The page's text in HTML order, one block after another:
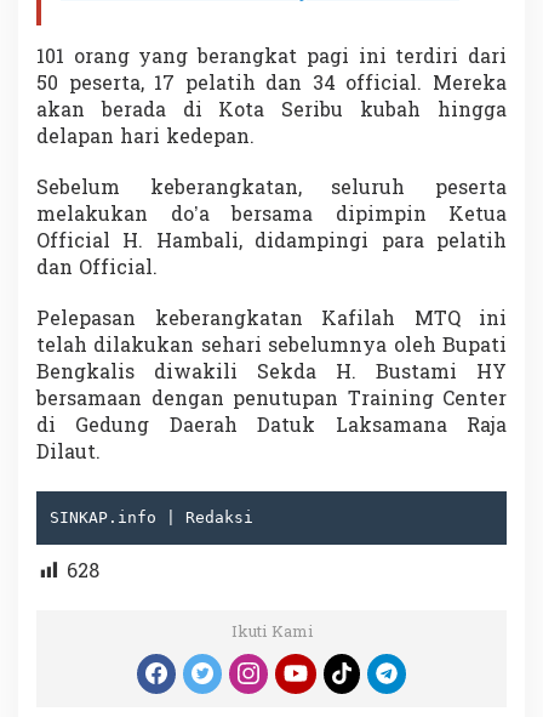
o
l
a
k
B
a
g
a
i
a
p
i
-
a
p
101 orang yang berangkat pagi ini terdiri dari
50 peserta, 17 pelatih dan 34 official. Mereka
akan berada di Kota Seribu kubah hingga
delapan hari kedepan.
Sebelum keberangkatan, seluruh peserta
melakukan do’a bersama dipimpin Ketua
Official H. Hambali, didampingi para pelatih
dan Official.
Pelepasan keberangkatan Kafilah MTQ ini
telah dilakukan sehari sebelumnya oleh Bupati
Bengkalis diwakili Sekda H. Bustami HY
bersamaan dengan penutupan Training Center
di Gedung Daerah Datuk Laksamana Raja
Dilaut.
SINKAP.info | Redaksi
628
Ikuti Kami